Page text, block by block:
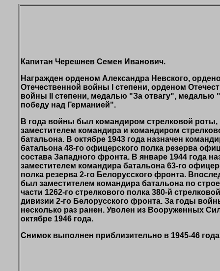
Капитан Черешнев Семен Иванович.
Награжден орденом Александра Невского,
Отечественной войны I степени, орденом
войны II степени, медалью "За отвагу", медалью
победу над Германией".
В года войны был командиром стрелковой роты,
заместителем командира и командиром
батальона. В октябре 1943 года назначен
батальона 48-го офицерского полка резерва
состава Западного фронта. В январе 1944 года
заместителем командира батальона 63-го
полка резерва 2-го Белорусского фронта.
был заместителем командира батальона по
части 1262-го стрелкового полка 380-й стрелковой
дивизии 2-го Белорусского фронта. За годы
несколько раз ранен. Уволен из Вооруженных
октябре 1946 года.
Снимок выполнен приблизительно в 1945-46